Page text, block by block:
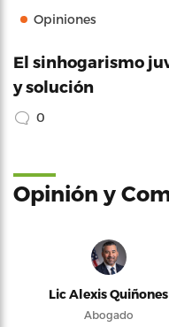
Opiniones
El sinhogarismo
y solución
0
Opinión y
Lic Alexis Quiñones
Abogado